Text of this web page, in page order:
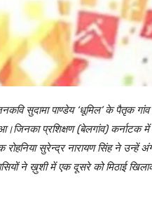
सुदामा पाण्डेय ‘धूमिल’ के पैतृक गांव
प्रशिक्षण (बेलगांव) कर्नाटक में
रोहनिया सुरेन्द्र नारायण सिंह ने उन्हें
ने ख़ुशी में एक दूसरे को मिठाई